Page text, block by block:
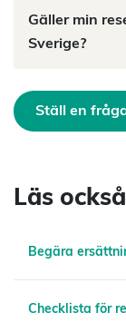
Gäller min
Sverige?
Ställ en
Läs
Begära
Checklista för